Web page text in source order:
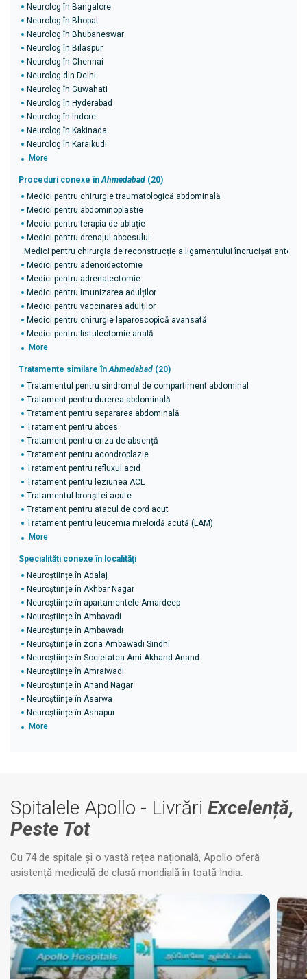
Neurolog în Bangalore
Neurolog în Bhopal
Neurolog în Bhubaneswar
Neurolog în Bilaspur
Neurolog în Chennai
Neurolog din Delhi
Neurolog în Guwahati
Neurolog în Hyderabad
Neurolog în Indore
Neurolog în Kakinada
Neurolog în Karaikudi
More
Proceduri conexe înAhmedabad (20)
Medici pentru chirurgie traumatologică abdominală
Medici pentru abdominoplastie
Medici pentru terapia de ablație
Medici pentru drenajul abcesului
Medici pentru chirurgia de reconstrucție a ligamentului încrucișat anterior
Medici pentru adenoidectomie
Medici pentru adrenalectomie
Medici pentru imunizarea adulților
Medici pentru vaccinarea adulților
Medici pentru chirurgie laparoscopică avansată
Medici pentru fistulectomie anală
More
Tratamente similare înAhmedabad (20)
Tratamentul pentru sindromul de compartiment abdominal
Tratament pentru durerea abdominală
Tratament pentru separarea abdominală
Tratament pentru abces
Tratament pentru criza de absență
Tratament pentru acondroplazie
Tratament pentru refluxul acid
Tratament pentru leziunea ACL
Tratamentul bronșitei acute
Tratament pentru atacul de cord acut
Tratament pentru leucemia mieloidă acută (LAM)
More
Specialități conexe în localități
Neuroștiințe în Adalaj
Neuroștiințe în Akhbar Nagar
Neuroștiințe în apartamentele Amardeep
Neuroștiințe în Ambavadi
Neuroștiințe în Ambawadi
Neuroștiințe în zona Ambawadi Sindhi
Neuroștiințe în Societatea Ami Akhand Anand
Neuroștiințe în Amraiwadi
Neuroștiințe în Anand Nagar
Neuroștiințe în Asarwa
Neuroștiințe în Ashapur
More
Spitalele Apollo - Livrări Excelență,
Peste Tot
Cu 74 de spitale și o vastă rețea națională, Apollo oferă
asistență medicală de clasă mondială în toată India.